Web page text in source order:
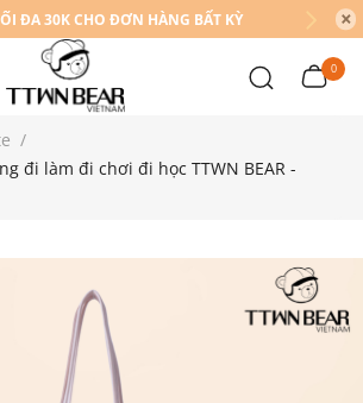
ĐA 30K CHO ĐƠN HÀNG BẤT KỲ
0
/
đi làm đi chơi đi học TTWN BEAR -